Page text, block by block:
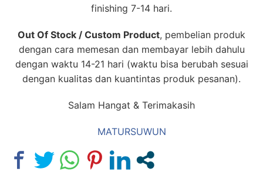
finishing 7-14 hari.
Out Of Stock / Custom Product, pembelian produk
dengan cara memesan dan membayar lebih dahulu
dengan waktu 14-21 hari (waktu bisa berubah sesuai
dengan kualitas dan kuantintas produk pesanan).
Salam Hangat & Terimakasih
MATURSUWUN